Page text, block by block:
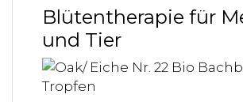
Blütentherapie für
und Tier